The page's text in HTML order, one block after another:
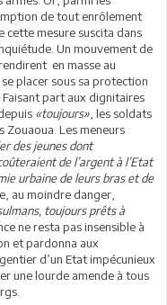
de tout enrôlement
cette mesure suscita dans
Un mouvement de
en masse au
placer sous sa protection
part aux dignitaires
«toujours», les soldats
Zouaoua. Les meneurs
des jeunes dont
de l’argent à l’Etat
urbaine de leurs bras et de
au moindre danger,
toujours prêts à
ne resta pas insensible à
et pardonna aux
d’un Etat impécunieux
une lourde amende à tous